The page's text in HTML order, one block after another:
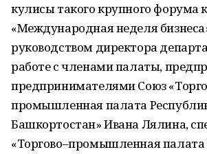
кулисы такого крупного форума
«Международная неделя
руководством директора
работе с членами палаты,
предпринимателями Союз
промышленная палата
Башкортостан» Ивана Лялина,
«Торгово–промышленная палата